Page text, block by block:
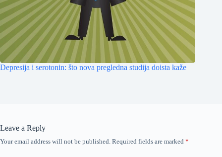
Depresija i serotonin: što nova pregledna studija doista kaže
Leave a Reply
Your email address will not be published. Required fields are marked *